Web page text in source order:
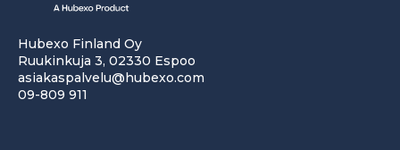
Hubexo Finland Oy
Ruukinkuja 3, 02330 Espoo
asiakaspalvelu@hubexo.com
09-809 911